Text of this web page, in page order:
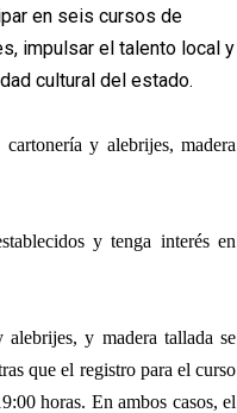
en seis cursos de
impulsar el talento local y
cultural del estado.
y alebrijes, madera
y tenga interés en
y madera tallada se
que el registro para el curso
horas. En ambos casos, el